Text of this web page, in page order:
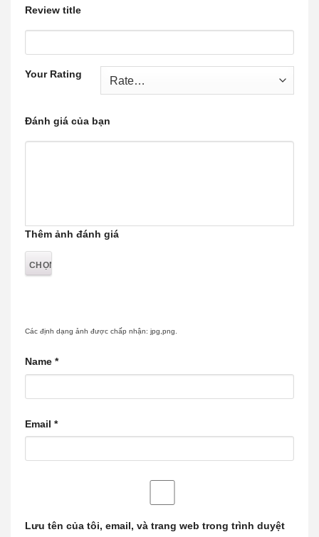
Review title
Your Rating
Đánh giá của bạn
Thêm ảnh đánh giá
Các định dạng ảnh được chấp nhận: jpg,png.
Name *
Email *
Lưu tên của tôi, email, và trang web trong trình duyệt